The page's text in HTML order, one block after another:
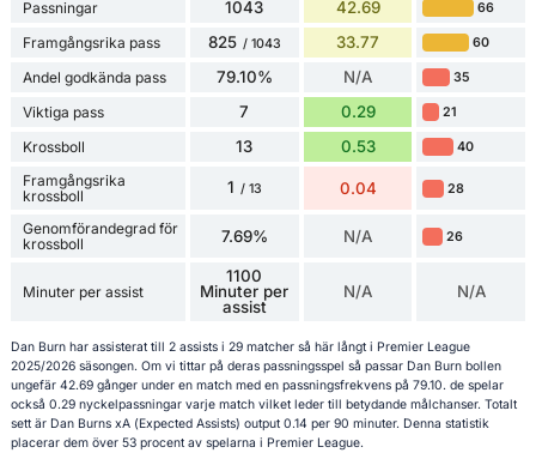
Passningar 1043 42.69 66
Framgångsrika pass 825 / 1043 33.77 60
Andel godkända pass 79.10% N/A 35
Viktiga pass 7 0.29 21
Krossboll 13 0.53 40
Framgångsrika
krossboll
1 / 13 0.04 28
Genomförandegrad för
krossboll
7.69% N/A 26
Minuter per assist
1100
Minuter per
assist
N/A N/A
Dan Burn har assisterat till 2 assists i 29 matcher så här långt i Premier League
2025/2026 säsongen. Om vi tittar på deras passningsspel så passar Dan Burn bollen
ungefär 42.69 gånger under en match med en passningsfrekvens på 79.10. de spelar
också 0.29 nyckelpassningar varje match vilket leder till betydande målchanser. Totalt
sett är Dan Burns xA (Expected Assists) output 0.14 per 90 minuter. Denna statistik
placerar dem över 53 procent av spelarna i Premier League.